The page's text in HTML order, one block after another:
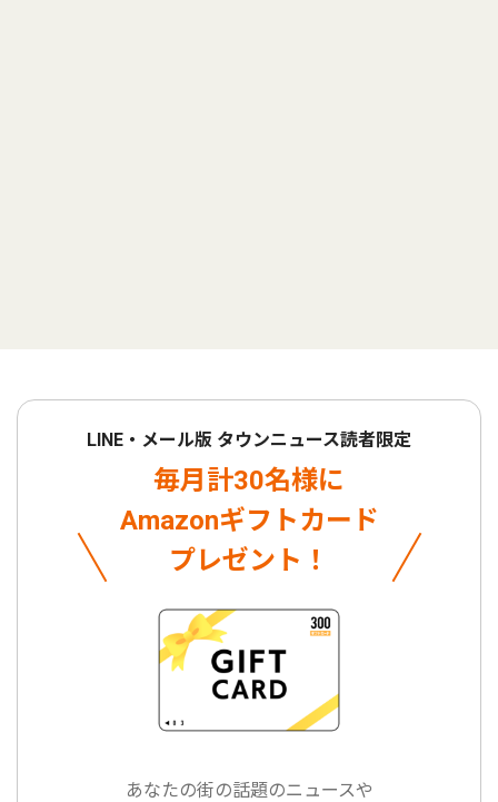
LINE・メール版 タウンニュース読者限定
毎月計30名様に
Amazonギフトカード
プレゼント！
あなたの街の話題のニュースや